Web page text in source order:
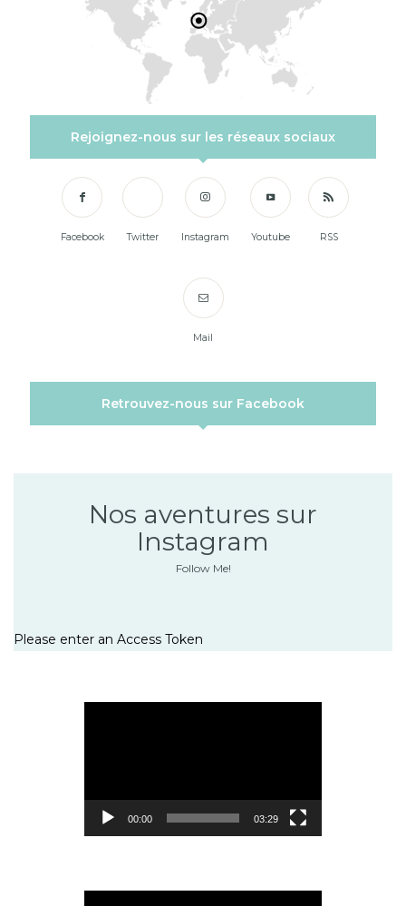
Rejoignez-nous sur les réseaux sociaux
Facebook Twitter Instagram Youtube RSS
Mail
Retrouvez-nous sur Facebook
Nos aventures sur
Instagram
Follow Me!
Please enter an Access Token
00:00 03:29